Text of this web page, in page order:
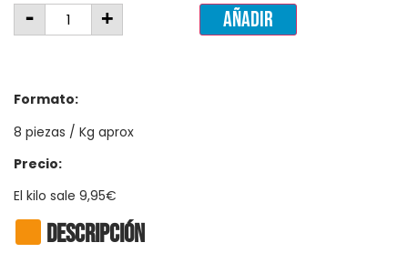
- + Añadir
Formato:
8 piezas / Kg aprox
Precio:
El kilo sale 9,95€
Descripción